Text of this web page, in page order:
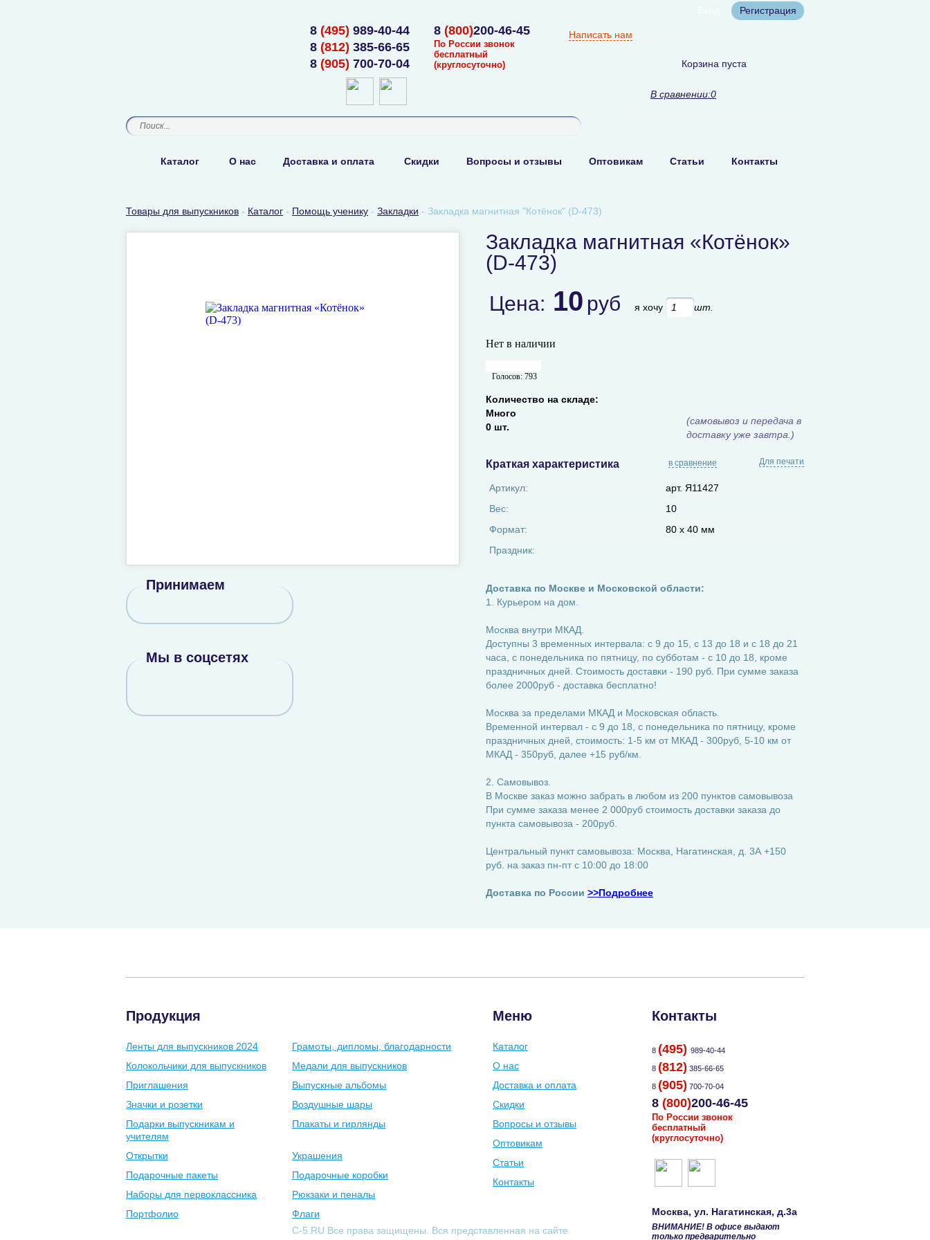
Регистрация
8 (495) 989-40-44
8 (812) 385-66-65
8 (905) 700-70-04
8 (800)200-46-45
По России звонок
бесплатный
(круглосуточно)
Написать нам
Корзина пуста
В сравнении:0
Каталог О нас Доставка и оплата Скидки Вопросы и отзывы Оптовикам Статьи Контакты
Товары для выпускников - Каталог - Помощь ученику - Закладки - Закладка магнитная "Котёнок" (D-473)
Закладка магнитная «Котёнок»
(D-473)
Цена: 10 руб я хочу шт.
Нет в наличии
Голосов: 793
Количество на складе:
Много
0 шт.
(самовывоз и передача в
доставку уже завтра.)
Краткая характеристика Для печати
в сравнение
Артикул:
арт. Я11427
Вес:
10
Формат:
80 х 40 мм
Праздник:
Доставка по Москве и Московской области:
1. Курьером на дом.
Москва внутри МКАД.
Доступны 3 временных интервала: с 9 до 15, с 13 до 18 и с 18 до 21
часа, с понедельника по пятницу, по субботам - с 10 до 18, кроме
праздничных дней. Стоимость доставки - 190 руб. При сумме заказа
более 2000руб - доставка бесплатно!
Москва за пределами МКАД и Московская область.
Временной интервал - с 9 до 18, с понедельника по пятницу, кроме
праздничных дней, стоимость: 1-5 км от МКАД - 300руб, 5-10 км от
МКАД - 350руб, далее +15 руб/км.
2. Самовывоз.
В Москве заказ можно забрать в любом из 200 пунктов самовывоза
При сумме заказа менее 2 000руб стоимость доставки заказа до
пункта самовывоза - 200руб.
Центральный пункт самовывоза: Москва, Нагатинская, д. 3А +150
руб. на заказ пн-пт с 10:00 до 18:00
Доставка по России >>Подробнее
Принимаем
Мы в соцсетях
Продукция
Ленты для выпускников 2024
Грамоты, дипломы, благодарности
Колокольчики для выпускников
Медали для выпускников
Приглашения
Выпускные альбомы
Значки и розетки
Воздушные шары
Подарки выпускникам и
учителям
Плакаты и гирлянды
Открытки
Украшения
Подарочные пакеты
Подарочные коробки
Наборы для первоклассника
Рюкзаки и пеналы
Портфолио
Флаги
Меню
Каталог
О нас
Доставка и оплата
Скидки
Вопросы и отзывы
Оптовикам
Статьи
Контакты
Контакты
8 (495) 989-40-44
8 (812) 385-66-65
8 (905) 700-70-04
8 (800)200-46-45
По России звонок
бесплатный
(круглосуточно)
Москва, ул. Нагатинская, д.3а
ВНИМАНИЕ! В офисе выдают
только предварительно
С-5.RU Все права защищены. Вся представленная на сайте